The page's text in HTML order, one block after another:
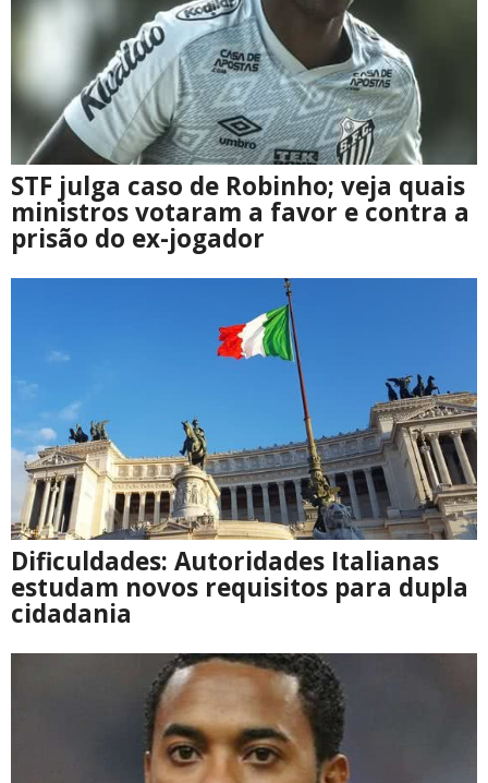
STF julga caso de Robinho; veja quais
ministros votaram a favor e contra a
prisão do ex-jogador
Dificuldades: Autoridades Italianas
estudam novos requisitos para dupla
cidadania